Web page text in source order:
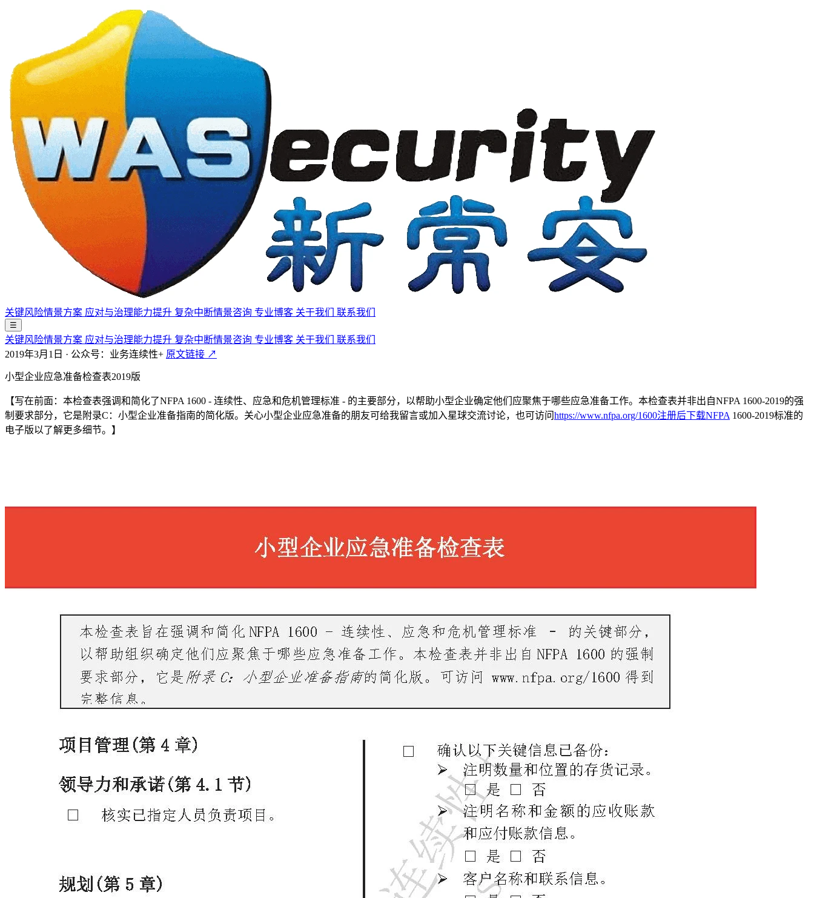
关键风险情景方案 应对与治理能力提升 复杂中断情景咨询 专业博客 关于我们 联系我们
☰
关键风险情景方案 应对与治理能力提升 复杂中断情景咨询 专业博客 关于我们 联系我们
2019年3月1日 · 公众号：业务连续性+ 原文链接 ↗
小型企业应急准备检查表2019版
【写在前面：本检查表强调和简化了NFPA 1600 - 连续性、应急和危机管理标准 - 的主要部分，以帮助小型企业确定他们应聚焦于哪些应急准备工作。本检查表并非出自NFPA 1600-2019的强
制要求部分，它是附录C：小型企业准备指南的简化版。关心小型企业应急准备的朋友可给我留言或加入星球交流讨论，也可访问https://www.nfpa.org/1600注册后下载NFPA 1600-2019标准的
电子版以了解更多细节。】